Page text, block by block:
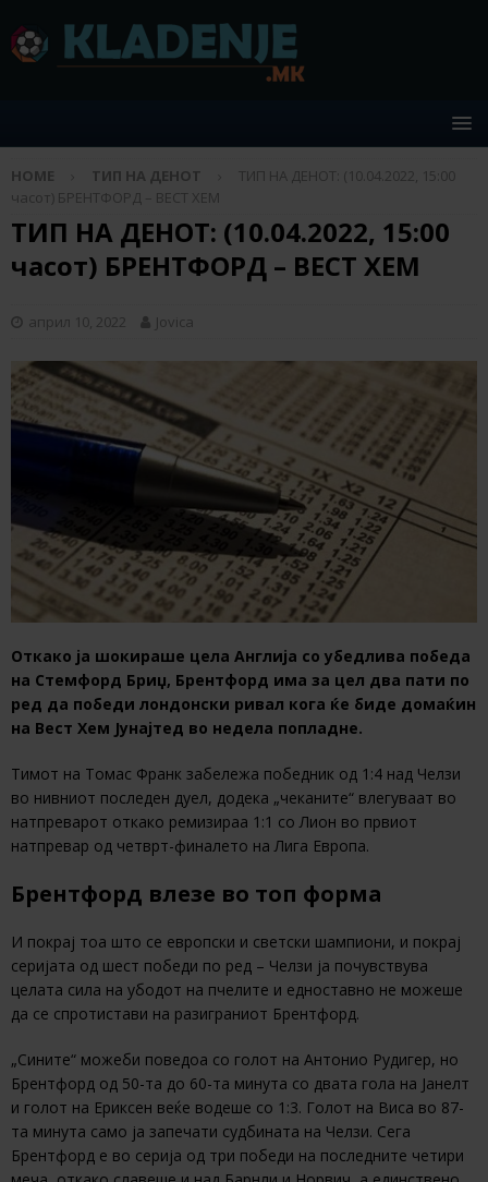
HOME ТИП НА ДЕНОТ
ТИП НА ДЕНОТ: (10.04.2022, 15:00
часот) БРЕНТФОРД – ВЕСТ ХЕМ
ТИП НА ДЕНОТ: (10.04.2022, 15:00
часот) БРЕНТФОРД – ВЕСТ ХЕМ
април 10, 2022 Jovica
Откако ја шокираше цела Англија со убедлива победа
на Стемфорд Бриџ, Брентфорд има за цел два пати по
ред да победи лондонски ривал кога ќе биде домаќин
на Вест Хем Јунајтед во недела попладне.
Тимот на Томас Франк забележа победник од 1:4 над Челзи
во нивниот последен дуел, додека „чеканите“ влегуваат во
натпреварот откако ремизираа 1:1 со Лион во првиот
натпревар од четврт-финалето на Лига Европа.
Брентфорд влезе во топ форма
И покрај тоа што се европски и светски шампиони, и покрај
серијата од шест победи по ред – Челзи ја почувствува
целата сила на убодот на пчелите и едноставно не можеше
да се спротистави на разиграниот Брентфорд.
„Сините“ можеби поведоа со голот на Антонио Рудигер, но
Брентфорд од 50-та до 60-та минута со двата гола на Јанелт
и голот на Ериксен веќе водеше со 1:3. Голот на Виса во 87-
та минута само ја запечати судбината на Челзи. Сега
Брентфорд е во серија од три победи на последните четири